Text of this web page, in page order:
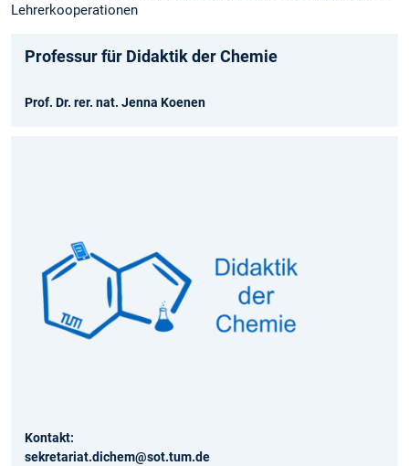
Lehrerkooperationen
Professur für Didaktik der Chemie
Prof. Dr. rer. nat. Jenna Koenen
Kontakt:
sekretariat.dichem@sot.tum.de